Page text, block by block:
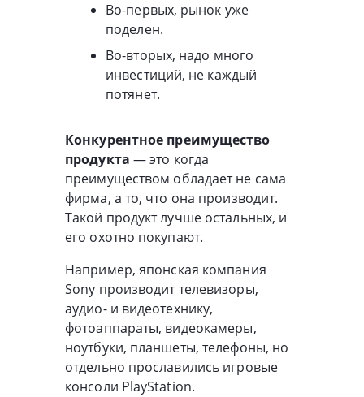
Во-первых, рынок уже
поделен.
Во-вторых, надо много
инвестиций, не каждый
потянет.
Конкурентное преимущество
продукта — это когда
преимуществом обладает не сама
фирма, а то, что она производит.
Такой продукт лучше остальных, и
его охотно покупают.
Например, японская компания
Sony производит телевизоры,
аудио- и видеотехнику,
фотоаппараты, видеокамеры,
ноутбуки, планшеты, телефоны, но
отдельно прославились игровые
консоли PlayStation.